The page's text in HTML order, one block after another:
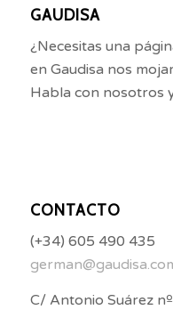
GAUDISA
¿Necesitas una
en Gaudisa nos
Habla con nosotros
CONTACTO
(+34) 605 490 435
C/ Antonio Suárez